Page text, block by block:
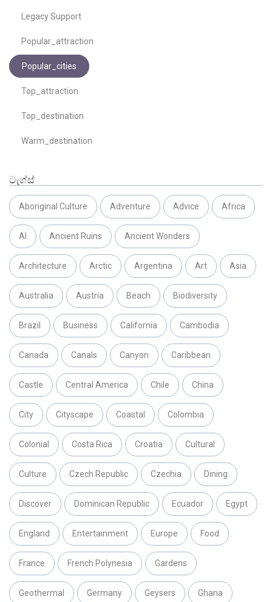
Legacy Support
Popular_attraction
Popular_cities
Top_attraction
Top_destination
Warm_destination
ටැග්ස්
Aboriginal Culture Adventure Advice Africa
AI Ancient Ruins Ancient Wonders
Architecture Arctic Argentina Art Asia
Australia Austria Beach Biodiversity
Brazil Business California Cambodia
Canada Canals Canyon Caribbean
Castle Central America Chile China
City Cityscape Coastal Colombia
Colonial Costa Rica Croatia Cultural
Culture Czech Republic Czechia Dining
Discover Dominican Republic Ecuador Egypt
England Entertainment Europe Food
France French Polynesia Gardens
Geothermal Germany Geysers Ghana